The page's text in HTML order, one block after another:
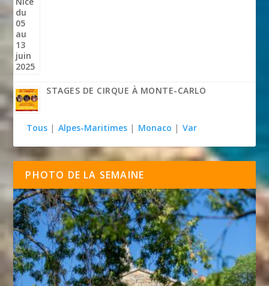
STAGES DE CIRQUE À MONTE-CARLO
Tous | Alpes-Maritimes | Monaco | Var
PHOTO DE LA SEMAINE